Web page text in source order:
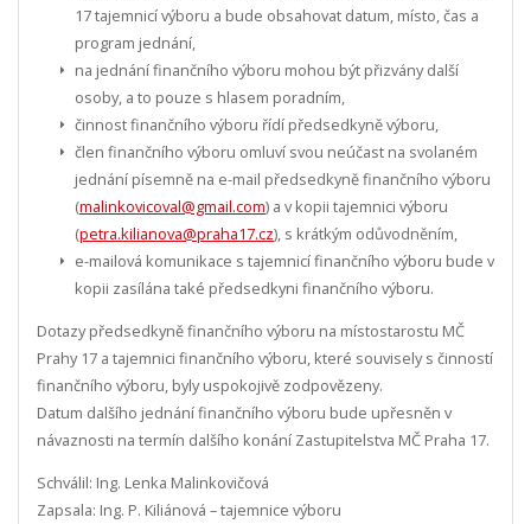
17 tajemnicí výboru a bude obsahovat datum, místo, čas a
program jednání,
na jednání finančního výboru mohou být přizvány další
osoby, a to pouze s hlasem poradním,
činnost finančního výboru řídí předsedkyně výboru,
člen finančního výboru omluví svou neúčast na svolaném
jednání písemně na e-mail předsedkyně finančního výboru
(malinkovicoval@gmail.com) a v kopii tajemnici výboru
(petra.kilianova@praha17.cz), s krátkým odůvodněním,
e-mailová komunikace s tajemnicí finančního výboru bude v
kopii zasílána také předsedkyni finančního výboru.
Dotazy předsedkyně finančního výboru na místostarostu MČ
Prahy 17 a tajemnici finančního výboru, které souvisely s činností
finančního výboru, byly uspokojivě zodpovězeny.
Datum dalšího jednání finančního výboru bude upřesněn v
návaznosti na termín dalšího konání Zastupitelstva MČ Praha 17.
Schválil: Ing. Lenka Malinkovičová
Zapsala: Ing. P. Kiliánová – tajemnice výboru